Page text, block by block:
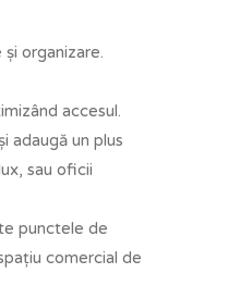
organizare.
accesul.
adaugă un plus
sau oficii
punctele de
comercial de